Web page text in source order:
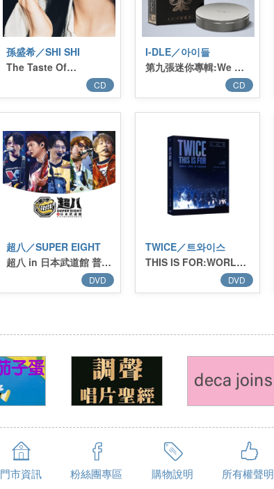
孫盛希／SHI SHI
The Taste Of…
CD
I-DLE／아이들
第九張迷你專輯:We made (Crow Ver.)／9th Mini Album:We made (Crow Ver.)
CD
超八／SUPER EIGHT
超八 in 日本武道館 普通盤 (2DVD) 台壓
DVD
TWICE／트와이스
THIS IS FOR:WORLD TOUR IN INCHEON DVD (2DVD)
DVD
門市資訊 粉絲團專區 購物說明 所有權聲明